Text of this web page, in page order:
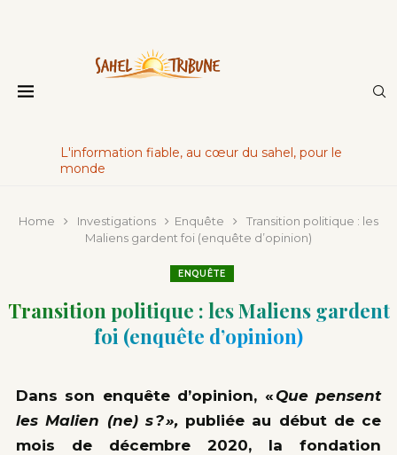
L'information fiable, au cœur du sahel, pour le
monde
Home Investigations Enquête
Transition politique : les
Maliens gardent foi (enquête d’opinion)
ENQUÊTE
Transition politique : les Maliens gardent
foi (enquête d’opinion)
Dans son enquête d’opinion, «Que pensent
les Malien (ne) s ? », publiée au début de ce
mois de décembre 2020,
la fondation